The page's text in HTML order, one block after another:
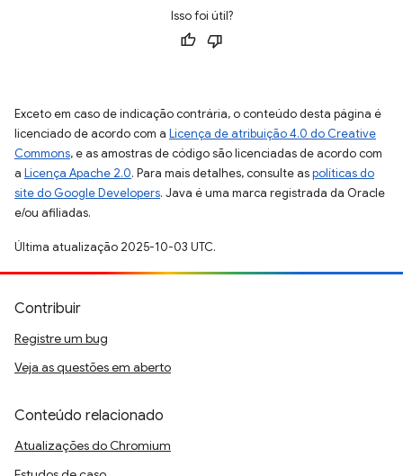
Isso foi útil?
Exceto em caso de indicação contrária, o conteúdo desta página é
licenciado de acordo com a Licença de atribuição 4.0 do Creative
Commons, e as amostras de código são licenciadas de acordo com
a Licença Apache 2.0. Para mais detalhes, consulte aspolíticas do
site do Google Developers. Java é uma marca registrada da Oracle
e/ou afiliadas.
Última atualização 2025-10-03 UTC.
Contribuir
Registre um bug
Veja as questões em aberto
Conteúdo relacionado
Atualizações do Chromium